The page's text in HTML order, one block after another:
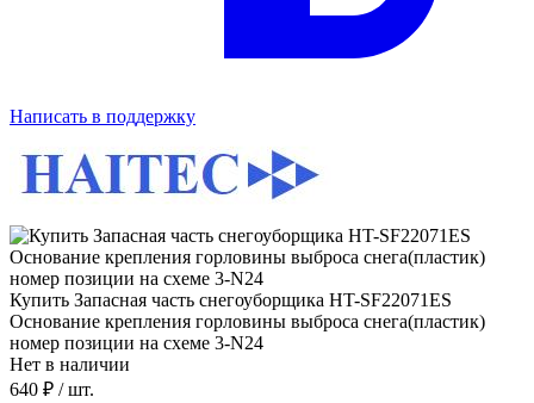
Написать в поддержку
Купить Запасная часть снегоуборщика HT-SF22071ES
Основание крепления горловины выброса снега(пластик)
номер позиции на схеме 3-N24
Нет в наличии
640 ₽ / шт.